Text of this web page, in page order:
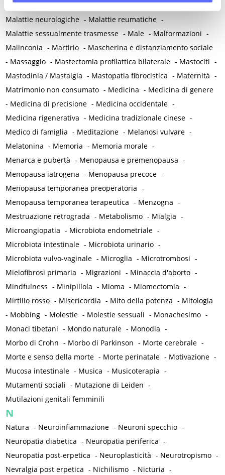
Malattie genetiche -Malattie metaboliche -
Malattie neurologiche - Malattie reumatiche -
Malattie sessualmente trasmesse - Male - Malformazioni -
Malinconia - Martirio - Mascherina e distanziamento sociale
- Massaggio - Mastectomia profilattica bilaterale - Mastociti -
Mastodinia / Mastalgia - Mastopatia fibrocistica - Maternità -
Matrimonio non consumato - Medicina - Medicina di genere
- Medicina di precisione - Medicina occidentale -
Medicina rigenerativa - Medicina tradizionale cinese -
Medico di famiglia - Meditazione - Melanosi vulvare -
Melatonina - Memoria - Memoria morale -
Menarca e pubertà - Menopausa e premenopausa -
Menopausa iatrogena - Menopausa precoce -
Menopausa temporanea preoperatoria -
Menopausa temporanea terapeutica - Menzogna -
Mestruazione retrograda - Metabolismo - Mialgia -
Microangiopatia - Microbiota endometriale -
Microbiota intestinale - Microbiota urinario -
Microbiota vulvo-vaginale - Microglia - Microtrombosi -
Mielofibrosi primaria - Migrazioni - Minaccia d'aborto -
Mindfulness - Minipillola - Mioma - Miomectomia -
Mirtillo rosso - Misericordia - Mito della potenza - Mitologia
- Mobbing - Molestie - Molestie sessuali - Monachesimo -
Monaci tibetani - Mondo naturale - Monodia -
Morbo di Crohn - Morbo di Parkinson - Morte cerebrale -
Morte e senso della morte - Morte perinatale - Motivazione -
Mucosa intestinale - Musica - Musicoterapia -
Mutamenti sociali - Mutazione di Leiden -
Mutilazioni genitali femminili
N
Natura - Neuroinfiammazione - Neuroni specchio -
Neuropatia diabetica - Neuropatia periferica -
Neuropatia post-erpetica - Neuroplasticità - Neurotropismo -
Nevralgia post erpetica - Nichilismo - Nicturia -